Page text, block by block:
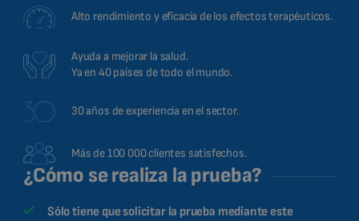
Alto rendimiento y eficacia de los efectos terapéuticos.
Ayuda a mejorar la salud.
Ya en 40 países de todo el mundo.
30 años de experiencia en el sector.
Más de 100 000 clientes satisfechos.
¿Cómo se realiza la prueba?
Sólo tiene que solicitar la prueba mediante este